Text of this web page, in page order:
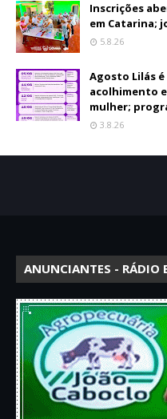
Inscrições
em Catarina;
5.8.26
Agosto Lilás
acolhimento
mulher;
3.8.26
ANUNCIANTES - RÁDIO